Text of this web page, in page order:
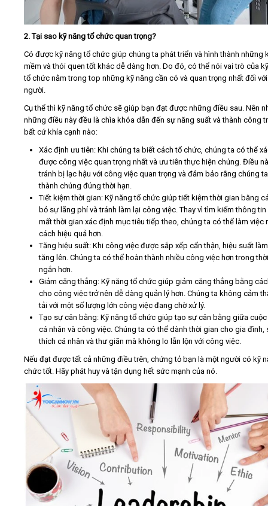
2. Tại sao kỹ năng tổ chức quan trọng?
Có được kỹ năng tổ chức giúp chúng ta phát triển và hình thành những
mềm và thói quen tốt khác dễ dàng hơn. Do đó, có thể nói vai trò của
tổ chức nằm trong top những kỹ năng cần có và quan trọng nhất đối
người.
Cụ thể thì kỹ năng tổ chức sẽ giúp bạn đạt được những điều sau. Nên
những điều này đều là chìa khóa dẫn đến sự năng suất và thành công
bất cứ khía cạnh nào:
Xác định ưu tiên: Khi chúng ta biết cách tổ chức, chúng ta có thể
được công việc quan trọng nhất và ưu tiên thực hiện chúng. Điều
tránh bị lạc hậu với công việc quan trọng và đảm bảo rằng chúng
thành chúng đúng thời hạn.
Tiết kiệm thời gian: Kỹ năng tổ chức giúp tiết kiệm thời gian bằng
bỏ sự lãng phí và tránh làm lại công việc. Thay vì tìm kiếm thông
mất thời gian xác định mục tiêu tiếp theo, chúng ta có thể làm việc
cách hiệu quả hơn.
Tăng hiệu suất: Khi công việc được sắp xếp cẩn thận, hiệu suất
tăng lên. Chúng ta có thể hoàn thành nhiều công việc hơn trong
ngắn hơn.
Giảm căng thẳng: Kỹ năng tổ chức giúp giảm căng thẳng bằng
cho công việc trở nên dễ dàng quản lý hơn. Chúng ta không cảm
tải với một số lượng lớn công việc đang chờ xử lý.
Tạo sự cân bằng: Kỹ năng tổ chức giúp tạo sự cân bằng giữa
cá nhân và công việc. Chúng ta có thể dành thời gian cho gia đình,
thích cá nhân và thư giãn mà không lo lẫn lộn với công việc.
Nếu đạt được tất cả những điều trên, chứng tỏ bạn là một người có kỹ
chức tốt. Hãy phát huy và tận dụng hết sức mạnh của nó.